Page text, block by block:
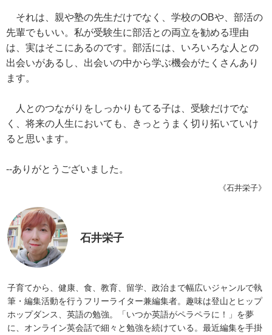
それは、親や塾の先生だけでなく、学校のOBや、部活の
先輩でもいい。私が受験生に部活との両立を勧める理由
は、実はそこにあるのです。部活には、いろいろな人との
出会いがあるし、出会いの中から学ぶ機会がたくさんあり
ます。
人とのつながりをしっかりもてる子は、受験だけでな
く、将来の人生においても、きっとうまく切り拓いていけ
ると思います。
--ありがとうございました。
《石井栄子》
石井栄子
子育てから、健康、食、教育、留学、政治まで幅広いジャンルで執
筆・編集活動を行うフリーライター兼編集者。趣味は登山とヒップ
ホップダンス、英語の勉強。「いつか英語がペラペラに！」を夢
に、オンライン英会話で細々と勉強を続けている。最近編集を手掛